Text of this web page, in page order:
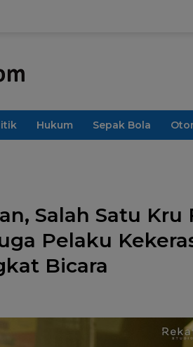
Hukum Sepak Bola
Salah Satu Kru
Pelaku
Bicara